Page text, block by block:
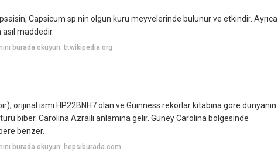
Capsicum sp.nin olgun kuru meyvelerinde bulunur ve etkindir. Ayrıca
asıl maddedir.
burada okuyun: tr.wikipedia.org
orijinal ismi HP22BNH7 olan ve Guinness rekorlar kitabına göre dünyanın
biber. Carolina Azraili anlamına gelir. Güney Carolina bölgesinde
benzer.
burada okuyun: hepsiburada.com